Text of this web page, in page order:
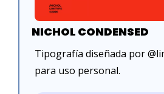
NICHOL CONDENSED
Tipografía diseñada por
para uso personal.